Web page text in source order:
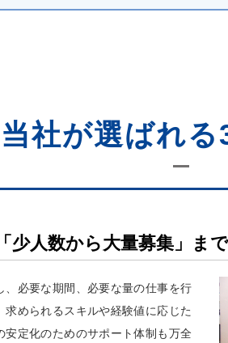
当社が選ばれる
少人数から大量募集」ま
必要な期間、必要な量の仕事を行
められるスキルや経験値に応じた
安定化のためのサポート体制も万全